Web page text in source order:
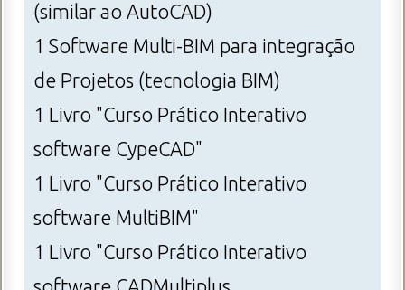
(similar ao AutoCAD)
1 Software Multi-BIM para integração
de Projetos (tecnologia BIM)
1 Livro "Curso Prático Interativo
software CypeCAD"
1 Livro "Curso Prático Interativo
software MultiBIM"
1 Livro "Curso Prático Interativo